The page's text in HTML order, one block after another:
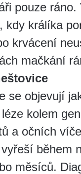
pouze ráno.
kdy králíka
krvácení
mačkání
se objevují
kolem
a očních
během
měsíců.